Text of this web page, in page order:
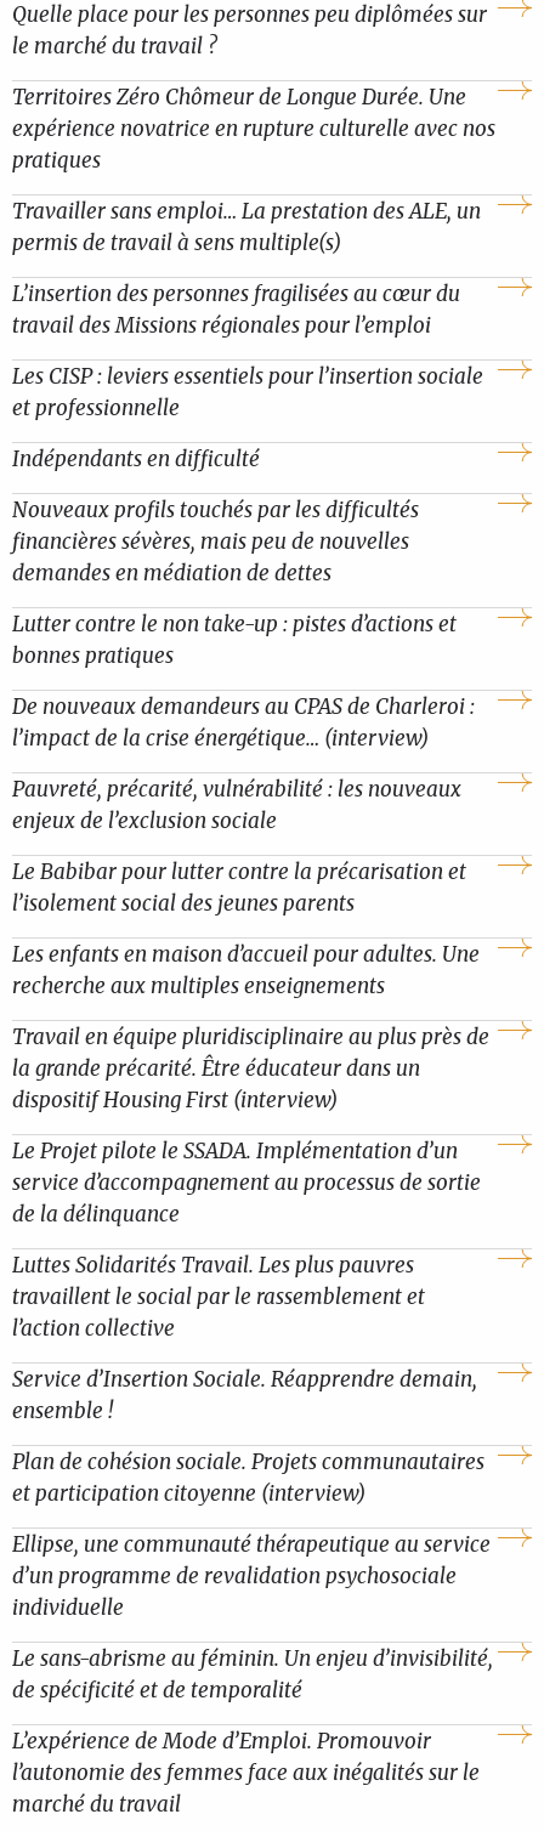
Quelle place pour les personnes peu diplômées sur
le marché du travail ?
Territoires Zéro Chômeur de Longue Durée. Une
expérience novatrice en rupture culturelle avec nos
pratiques
Travailler sans emploi… La prestation des ALE, un
permis de travail à sens multiple(s)
L’insertion des personnes fragilisées au cœur du
travail des Missions régionales pour l’emploi
Les CISP : leviers essentiels pour l’insertion sociale
et professionnelle
Indépendants en difficulté
Nouveaux profils touchés par les difficultés
financières sévères, mais peu de nouvelles
demandes en médiation de dettes
Lutter contre le non take-up : pistes d’actions et
bonnes pratiques
De nouveaux demandeurs au CPAS de Charleroi :
l’impact de la crise énergétique… (interview)
Pauvreté, précarité, vulnérabilité : les nouveaux
enjeux de l’exclusion sociale
Le Babibar pour lutter contre la précarisation et
l’isolement social des jeunes parents
Les enfants en maison d’accueil pour adultes. Une
recherche aux multiples enseignements
Travail en équipe pluridisciplinaire au plus près de
la grande précarité. Être éducateur dans un
dispositif Housing First (interview)
Le Projet pilote le SSADA. Implémentation d’un
service d’accompagnement au processus de sortie
de la délinquance
Luttes Solidarités Travail. Les plus pauvres
travaillent le social par le rassemblement et
l’action collective
Service d’Insertion Sociale. Réapprendre demain,
ensemble !
Plan de cohésion sociale. Projets communautaires
et participation citoyenne (interview)
Ellipse, une communauté thérapeutique au service
d’un programme de revalidation psychosociale
individuelle
Le sans-abrisme au féminin. Un enjeu d’invisibilité,
de spécificité et de temporalité
L’expérience de Mode d’Emploi. Promouvoir
l’autonomie des femmes face aux inégalités sur le
marché du travail